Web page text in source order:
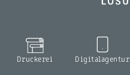
Druckerei Digitalagentur